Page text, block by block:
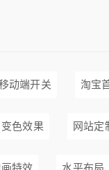
动端开关 淘宝
变色效果 网站定